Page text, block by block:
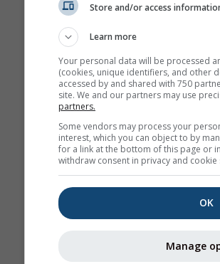
Store and/or access
Learn more
Your personal data will be processed
(cookies, unique identifiers, and other
accessed by and shared with 750
site. We and our partners may use
partners.
Some vendors may process your
interest, which you can object to by
for a link at the bottom of this page or
withdraw consent in privacy and cookie
OK
Manage